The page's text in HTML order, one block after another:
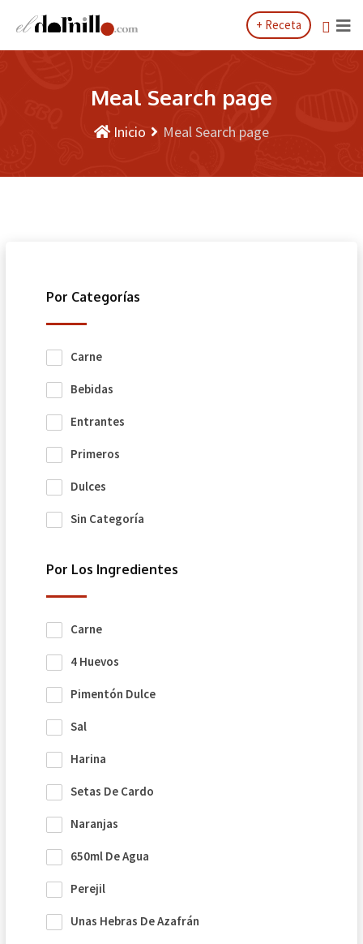
+ Receta
Meal Search page
Inicio Meal Search page
Por Categorías
Carne
Bebidas
Entrantes
Primeros
Dulces
Sin Categoría
Por Los Ingredientes
Carne
4 Huevos
Pimentón Dulce
Sal
Harina
Setas De Cardo
Naranjas
650ml De Agua
Perejil
Unas Hebras De Azafrán